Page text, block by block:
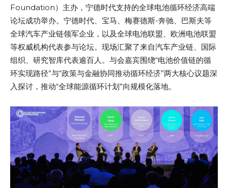
Foundation）主办，宁德时代支持的全球电池循环经济高端
论坛成功举办。宁德时代、宝马、梅赛德斯-奔驰、巴斯夫等
全球汽车产业链领军企业，以及全球电池联盟、欧洲电池联盟
等权威机构代表参与论坛。现场汇聚了来自汽车产业链、国际
组织、研究智库代表逾百人。与会嘉宾围绕“电池价值链的循
环实现路径”与“政策与金融协同推动循环经济”两大核心议题深
入探讨，推动“全球能源循环计划”向规模化落地。